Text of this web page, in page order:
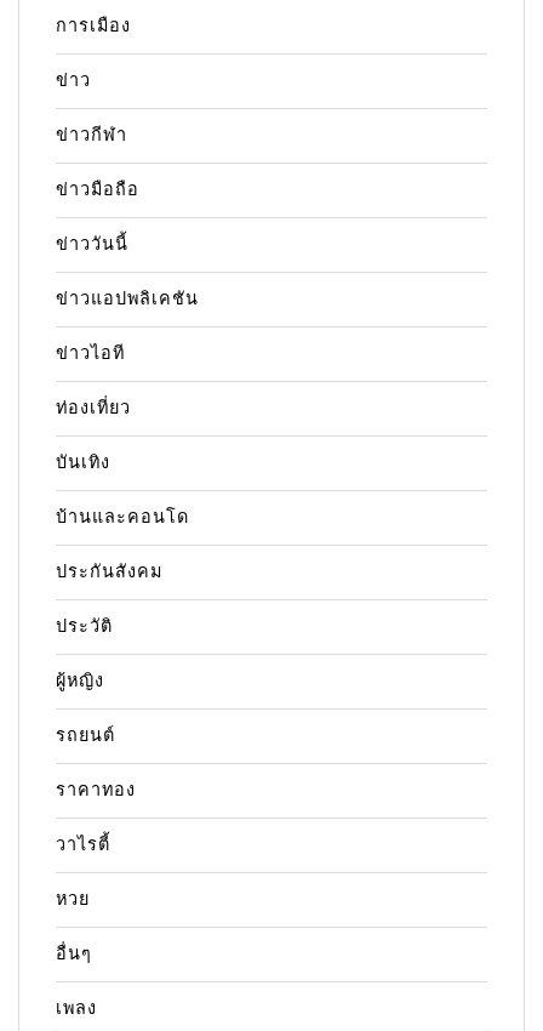
การเมือง
ข่าว
ข่าวกีฬา
ข่าวมือถือ
ข่าววันนี้
ข่าวแอปพลิเคชัน
ข่าวไอที
ท่องเที่ยว
บันเทิง
บ้านและคอนโด
ประกันสังคม
ประวัติ
ผู้หญิง
รถยนต์
ราคาทอง
วาไรตี้
หวย
อื่นๆ
เพลง